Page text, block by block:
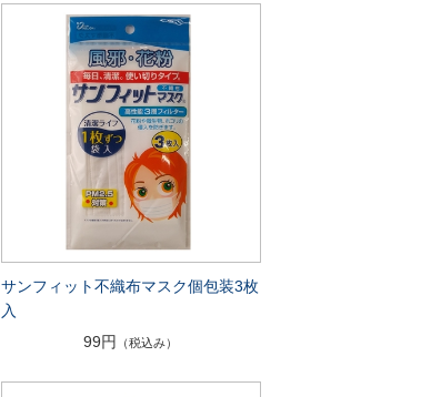
サンフィット不織布マスク個包装3枚
入
99円
（税込み）